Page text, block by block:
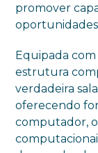
promover
Equipada
estrutura
verdadeira
oferecendo
computador,